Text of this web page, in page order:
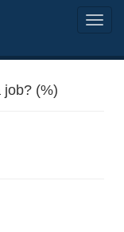
job? (%)